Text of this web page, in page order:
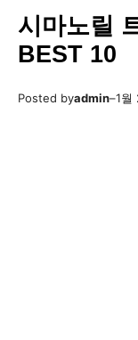
시마노릴
BEST 10
Posted byadmin–1월